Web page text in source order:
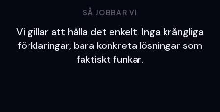
SÅ JOBBAR VI
Vi gillar att hålla det enkelt. Inga krångliga
förklaringar, bara konkreta lösningar som
faktiskt funkar.